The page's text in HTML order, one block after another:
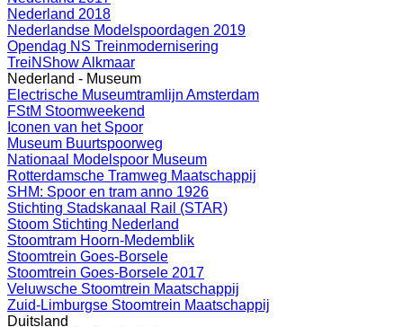
Nederland 2018
Nederlandse Modelspoordagen 2019
Opendag NS Treinmodernisering
TreiNShow Alkmaar
Nederland - Museum
Electrische Museumtramlijn Amsterdam
FStM Stoomweekend
Iconen van het Spoor
Museum Buurtspoorweg
Nationaal Modelspoor Museum
Rotterdamsche Tramweg Maatschappij
SHM: Spoor en tram anno 1926
Stichting Stadskanaal Rail (STAR)
Stoom Stichting Nederland
Stoomtram Hoorn-Medemblik
Stoomtrein Goes-Borsele
Stoomtrein Goes-Borsele 2017
Veluwsche Stoomtrein Maatschappij
Zuid-Limburgse Stoomtrein Maatschappij
Duitsland